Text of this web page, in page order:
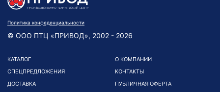
Политика конфеденциальности
© ООО ПТЦ «ПРИВОД», 2002 - 2026
КАТАЛОГ
СПЕЦПРЕДЛОЖЕНИЯ
ДОСТАВКА
О КОМПАНИИ
КОНТАКТЫ
ПУБЛИЧНАЯ ОФЕРТА